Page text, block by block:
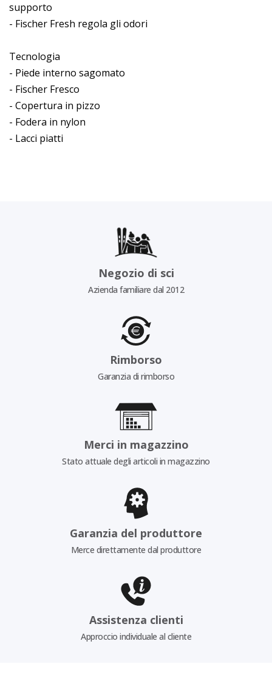
supporto
- Fischer Fresh regola gli odori
Tecnologia
- Piede interno sagomato
- Fischer Fresco
- Copertura in pizzo
- Fodera in nylon
- Lacci piatti
Negozio di sci
Azienda familiare dal 2012
Rimborso
Garanzia di rimborso
Merci in magazzino
Stato attuale degli articoli in magazzino
Garanzia del produttore
Merce direttamente dal produttore
Assistenza clienti
Approccio individuale al cliente